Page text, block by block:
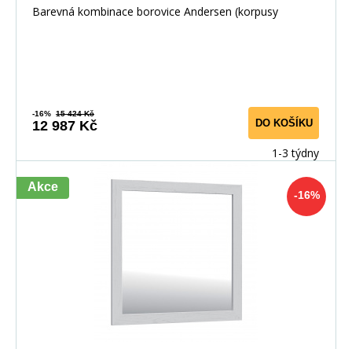
Barevná kombinace borovice Andersen (korpusy
-16% 15 424 Kč
12 987 Kč DO KOŠÍKU
1-3 týdny
-16%
Akce